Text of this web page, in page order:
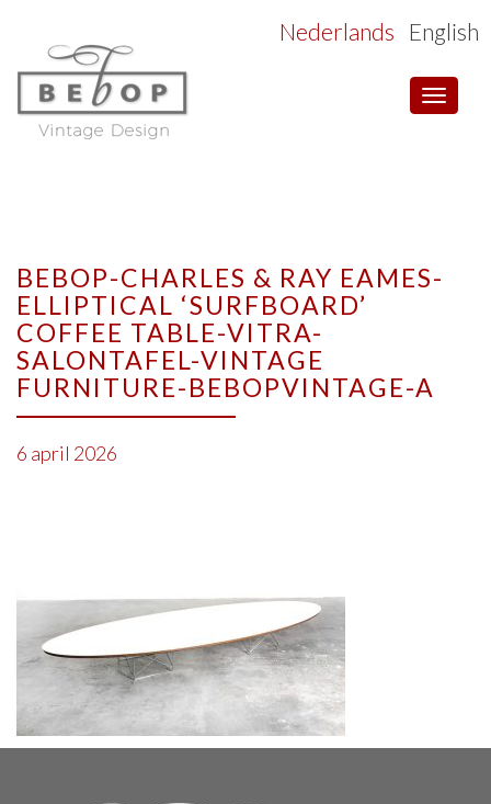
Toggle
Nederlands English
BEBOP-CHARLES & RAY EAMES-
ELLIPTICAL ‘SURFBOARD’
COFFEE TABLE-VITRA-
SALONTAFEL-VINTAGE
FURNITURE-BEBOPVINTAGE-A
6 april 2026